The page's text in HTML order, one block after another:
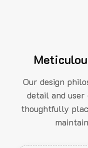
Our design
detail and user
thoughtfully